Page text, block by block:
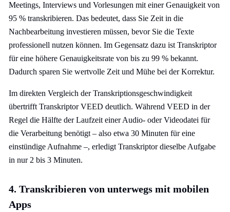
Meetings, Interviews und Vorlesungen mit einer Genauigkeit von
95 % transkribieren. Das bedeutet, dass Sie Zeit in die
Nachbearbeitung investieren müssen, bevor Sie die Texte
professionell nutzen können. Im Gegensatz dazu ist Transkriptor
für eine höhere Genauigkeitsrate von bis zu 99 % bekannt.
Dadurch sparen Sie wertvolle Zeit und Mühe bei der Korrektur.
Im direkten Vergleich der Transkriptionsgeschwindigkeit
übertrifft Transkriptor VEED deutlich. Während VEED in der
Regel die Hälfte der Laufzeit einer Audio- oder Videodatei für
die Verarbeitung benötigt – also etwa 30 Minuten für eine
einstündige Aufnahme –, erledigt Transkriptor dieselbe Aufgabe
in nur 2 bis 3 Minuten.
4. Transkribieren von unterwegs mit mobilen
Apps